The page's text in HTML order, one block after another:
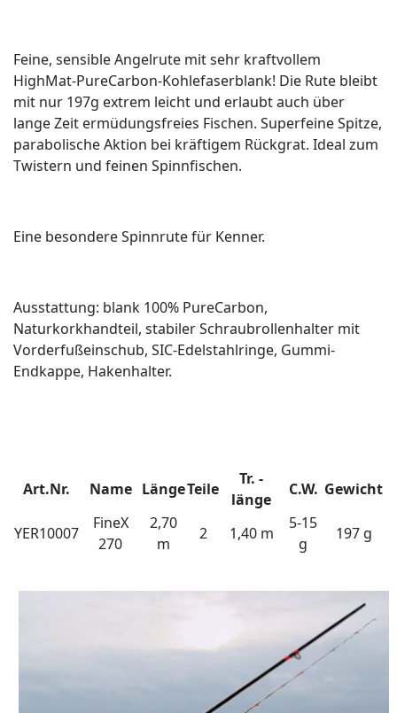
Feine, sensible Angelrute mit sehr kraftvollem
HighMat-PureCarbon-Kohlefaserblank! Die Rute bleibt
mit nur 197g extrem leicht und erlaubt auch über
lange Zeit ermüdungsfreies Fischen. Superfeine Spitze,
parabolische Aktion bei kräftigem Rückgrat. Ideal zum
Twistern und feinen Spinnfischen.
Eine besondere Spinnrute für Kenner.
Ausstattung: blank 100% PureCarbon,
Naturkorkhandteil, stabiler Schraubrollenhalter mit
Vorderfußeinschub, SIC-Edelstahlringe, Gummi-
Endkappe, Hakenhalter.
Art.Nr. Name LängeTeile
Tr. -
länge
C.W. Gewicht
YER10007
FineX
270
2,70
m
2 1,40 m
5-15
g
197 g